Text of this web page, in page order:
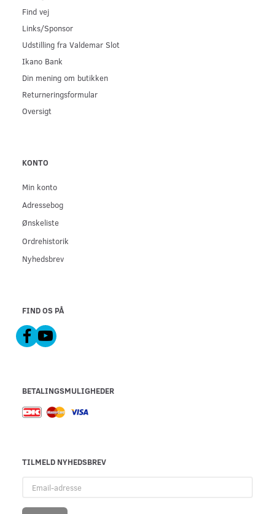
Find vej
Links/Sponsor
Udstilling fra Valdemar Slot
Ikano Bank
Din mening om butikken
Returneringsformular
Oversigt
KONTO
Min konto
Adressebog
Ønskeliste
Ordrehistorik
Nyhedsbrev
FIND OS PÅ
BETALINGSMULIGHEDER
TILMELD NYHEDSBREV
adresse